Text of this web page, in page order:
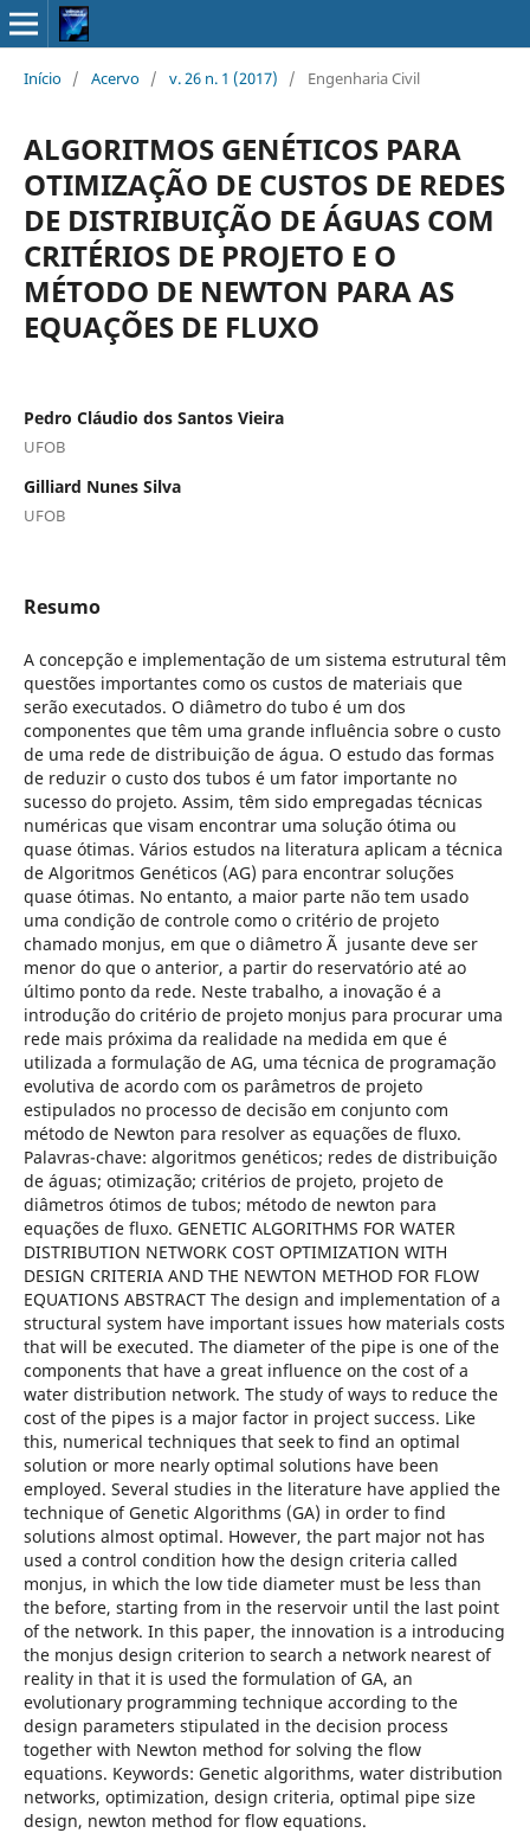
Início / Acervo / v. 26 n. 1 (2017) / Engenharia Civil
ALGORITMOS GENÉTICOS PARA
OTIMIZAÇÃO DE CUSTOS DE REDES
DE DISTRIBUIÇÃO DE ÁGUAS COM
CRITÉRIOS DE PROJETO E O
MÉTODO DE NEWTON PARA AS
EQUAÇÕES DE FLUXO
Pedro Cláudio dos Santos Vieira
UFOB
Gilliard Nunes Silva
UFOB
Resumo
A concepção e implementação de um sistema estrutural têm
questões importantes como os custos de materiais que
serão executados. O diâmetro do tubo é um dos
componentes que têm uma grande influência sobre o custo
de uma rede de distribuição de água. O estudo das formas
de reduzir o custo dos tubos é um fator importante no
sucesso do projeto. Assim, têm sido empregadas técnicas
numéricas que visam encontrar uma solução ótima ou
quase ótimas. Vários estudos na literatura aplicam a técnica
de Algoritmos Genéticos (AG) para encontrar soluções
quase ótimas. No entanto, a maior parte não tem usado
uma condição de controle como o critério de projeto
chamado monjus, em que o diâmetro Ã jusante deve ser
menor do que o anterior, a partir do reservatório até ao
último ponto da rede. Neste trabalho, a inovação é a
introdução do critério de projeto monjus para procurar uma
rede mais próxima da realidade na medida em que é
utilizada a formulação de AG, uma técnica de programação
evolutiva de acordo com os parâmetros de projeto
estipulados no processo de decisão em conjunto com
método de Newton para resolver as equações de fluxo.
Palavras-chave: algoritmos genéticos; redes de distribuição
de águas; otimização; critérios de projeto, projeto de
diâmetros ótimos de tubos; método de newton para
equações de fluxo. GENETIC ALGORITHMS FOR WATER
DISTRIBUTION NETWORK COST OPTIMIZATION WITH
DESIGN CRITERIA AND THE NEWTON METHOD FOR FLOW
EQUATIONS ABSTRACT The design and implementation of a
structural system have important issues how materials costs
that will be executed. The diameter of the pipe is one of the
components that have a great influence on the cost of a
water distribution network. The study of ways to reduce the
cost of the pipes is a major factor in project success. Like
this, numerical techniques that seek to find an optimal
solution or more nearly optimal solutions have been
employed. Several studies in the literature have applied the
technique of Genetic Algorithms (GA) in order to find
solutions almost optimal. However, the part major not has
used a control condition how the design criteria called
monjus, in which the low tide diameter must be less than
the before, starting from in the reservoir until the last point
of the network. In this paper, the innovation is a introducing
the monjus design criterion to search a network nearest of
reality in that it is used the formulation of GA, an
evolutionary programming technique according to the
design parameters stipulated in the decision process
together with Newton method for solving the flow
equations. Keywords: Genetic algorithms, water distribution
networks, optimization, design criteria, optimal pipe size
design, newton method for flow equations.